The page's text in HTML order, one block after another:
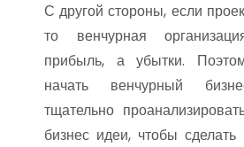
С другой стороны, если
то венчурная
прибыль, а убытки.
начать венчурный
тщательно
бизнес идеи, чтобы